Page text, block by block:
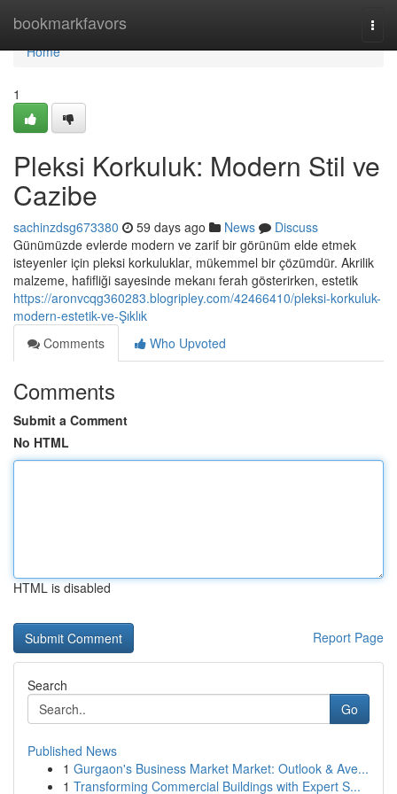
bookmarkfavors
Home
Home
1
Pleksi Korkuluk: Modern Stil ve
Cazibe
sachinzdsg673380 59 days ago News
Discuss
Günümüzde evlerde modern ve zarif bir görünüm elde etmek
isteyenler için pleksi korkuluklar, mükemmel bir çözümdür. Akrilik
malzeme, hafifliği sayesinde mekanı ferah gösterirken, estetik
https://aronvcqg360283.blogripley.com/42466410/pleksi-korkuluk-
modern-estetik-ve-Şıklık
Comments
Who Upvoted
Comments
Submit a Comment
No HTML
HTML is disabled
Report Page
Search
Go
Published News
1 Gurgaon's Business Market Market: Outlook & Ave...
1 Transforming Commercial Buildings with Expert S...